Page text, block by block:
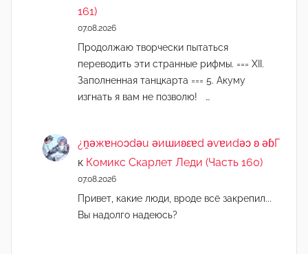
161)
07.08.2026
Продолжаю творчески пытаться
переводить эти странные рифмы. === XII.
Заполненная танцкарта === 5. Акуму
изгнать я вам не позволю! …
¿n̯ǝжɐноɔdǝu ǝиɯиʚεɐd ǝvɐиdǝɔ ʚ ǝɓГ
к Комикс Скарлет Леди (Часть 160)
07.08.2026
Привет, какие люди, вроде всё закрепил...
Вы надолго надеюсь?